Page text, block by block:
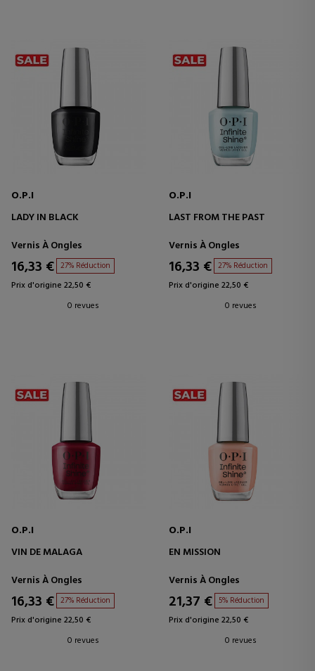
O.P.I
LADY IN BLACK
Vernis À Ongles
16,33 € 27% Réduction
Prix d'origine 22,50 €
0 revues
O.P.I
LAST FROM THE PAST
Vernis À Ongles
16,33 € 27% Réduction
Prix d'origine 22,50 €
0 revues
O.P.I
VIN DE MALAGA
Vernis À Ongles
16,33 € 27% Réduction
Prix d'origine 22,50 €
0 revues
O.P.I
EN MISSION
Vernis À Ongles
21,37 € 5% Réduction
Prix d'origine 22,50 €
0 revues